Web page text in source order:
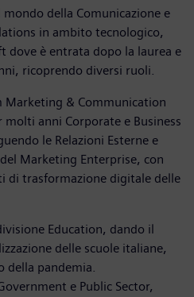
della Comunicazione e
in ambito tecnologico,
dove è entrata dopo la laurea e
ricoprendo diversi ruoli.
Marketing & Communication
anni Corporate e Business
le Relazioni Esterne e
Marketing Enterprise, con
di trasformazione digitale delle
Education, dando il
delle scuole italiane,
della pandemia.
e Public Sector,